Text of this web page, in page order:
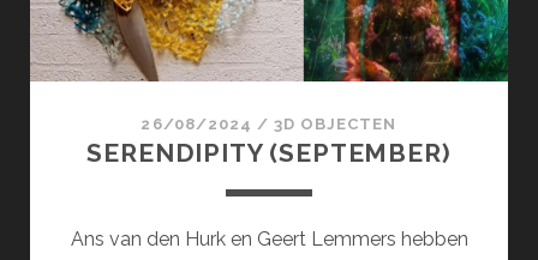
26/08/2024 /3D OBJECTEN
SERENDIPITY (SEPTEMBER)
Ans van den Hurk en Geert Lemmers hebben